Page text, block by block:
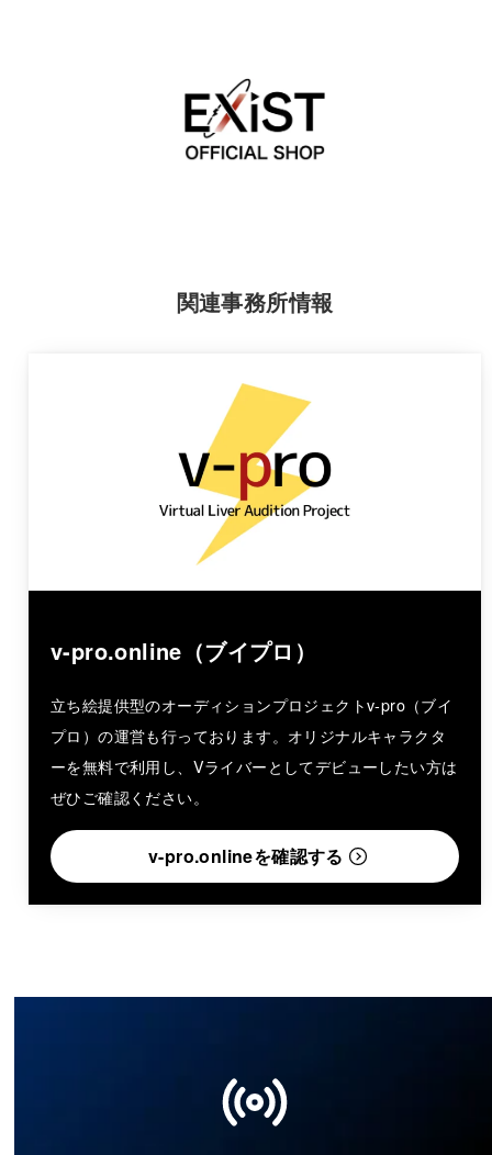
関連事務所情報
v-pro.online（ブイプロ）
立ち絵提供型のオーディションプロジェクトv-pro（ブイ
プロ）の運営も行っております。オリジナルキャラクタ
ーを無料で利用し、Vライバーとしてデビューしたい方は
ぜひご確認ください。
v-pro.onlineを確認する